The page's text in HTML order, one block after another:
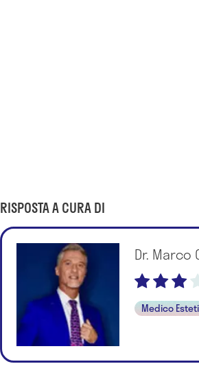
RISPOSTA A CURA DI
Dr. Marco
Medico